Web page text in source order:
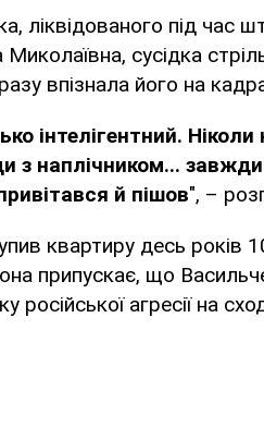
ліквідованого під час
Миколаївна, сусідка
впізнала його на
інтелігентний.
з наплічником...
й пішов", –
квартиру десь років
припускає, що
російської агресії на